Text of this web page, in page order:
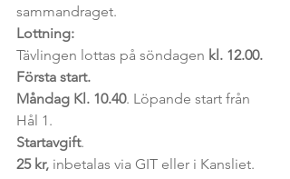
sammandraget.
Lottning:
Tävlingen lottas på söndagen kl. 12.00.
Första start.
Måndag Kl. 10.40. Löpande start från
Hål 1.
Startavgift.
25 kr, inbetalas via GIT eller i Kansliet.